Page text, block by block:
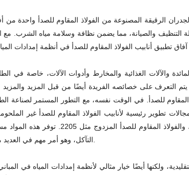
الرقيقة المصنوعة من الفولاذ المقاوم للصدأ واحدة من
التنظيف والصيانة، مما يضمن نظافة وسلامة مياه الشرب.
والآلات الغذائية والمخارط وأدوات الآلات، خاصة في
يتم التعرف على خصائصه الفريدة أيضًا من قبل المزيد
للصدأ. في الوقت نفسه، مع التطور المستمر لصناعة
تطوير رئيسية لأنابيب الفولاذ المقاوم للصدأ غير
الأنواع الشائعة من الفولاذ المقاوم للصدأ المستخدمة في الأنابيب غير الملحومة تشمل الفولاذ
ولكنها أيضًا خيار مثالي لأنظمة إمدادات المياه في